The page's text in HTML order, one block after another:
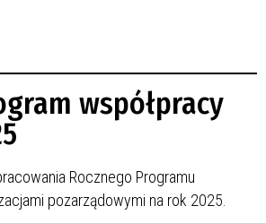
współpracy
Rocznego Programu
pozarządowymi na rok 2025.